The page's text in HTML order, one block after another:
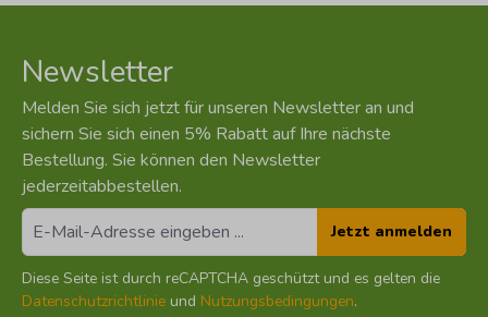
Newsletter
Melden Sie sich jetzt für unseren Newsletter an und
sichern Sie sich einen 5% Rabatt auf Ihre nächste
Bestellung. Sie können den Newsletter
jederzeitabbestellen.
Diese Seite ist durch reCAPTCHA geschützt und es gelten die
Datenschutzrichtlinie und Nutzungsbedingungen.
Jetzt anmelden